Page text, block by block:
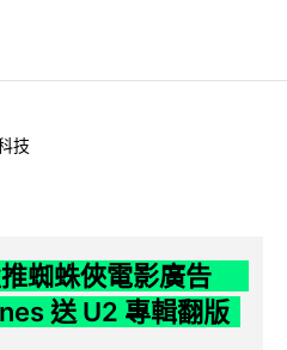
技
蜘蛛俠電影廣告
送 U2 專輯翻版